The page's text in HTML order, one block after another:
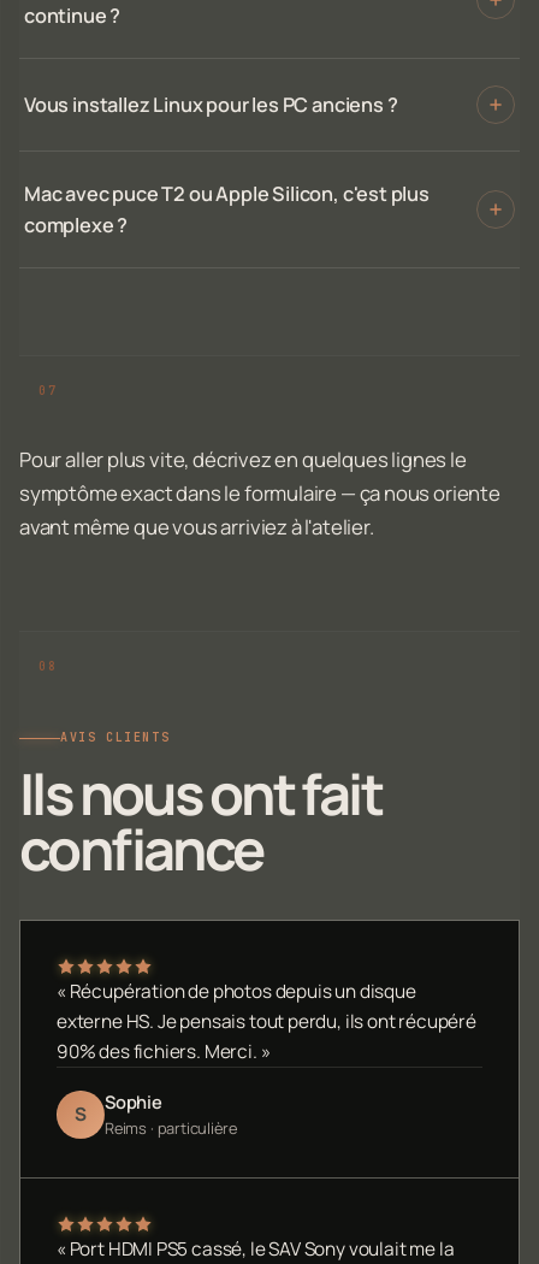
continue ?
Vous installez Linux pour les PC anciens ?
Mac avec puce T2 ou Apple Silicon, c'est plus
complexe ?
Pour aller plus vite, décrivez en quelques lignes le
symptôme exact dans le formulaire — ça nous oriente
avant même que vous arriviez à l'atelier.
AVIS CLIENTS
Ils nous ont fait
confiance
« Récupération de photos depuis un disque
externe HS. Je pensais tout perdu, ils ont récupéré
90% des fichiers. Merci. »
S Sophie
Reims · particulière
« Port HDMI PS5 cassé, le SAV Sony voulait me la